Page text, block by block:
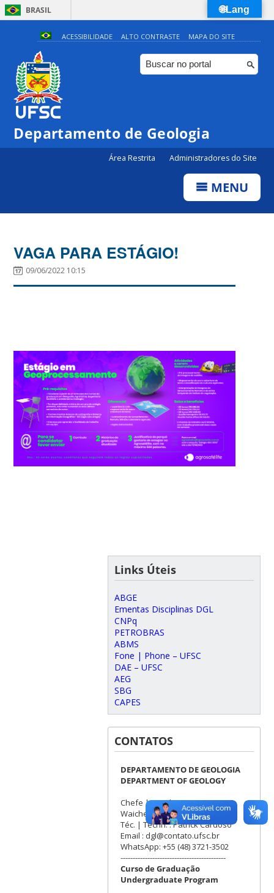
BRASIL
Simplifique!
Comunica BR
Participe
Canais
ACESSIBILIDADE ALTO CONTRASTE MAPA DO SITE
Departamento de Geologia
Área Restrita Administradores do Site
MENU
VAGA PARA ESTÁGIO!
09/06/2022 10:15
Links Úteis
ABGE
Ementas Disciplinas DGL
CNPq
PETROBRAS
ABMS
Fone | Phone – UFSC
DAE – UFSC
AEG
SBG
CAPES
CONTATOS
DEPARTAMENTO DE GEOLOGIA
DEPARTMENT OF GEOLOGY
Chefe | Head : Breno Leitão
Waichel
Téc. | Techn. : Patrick Cardoso
Email : dgl@contato.ufsc.br
WhatsApp: +55 (48) 3721-3502
-------------------------------------------
Curso de Graduação
Undergraduate Program
🌐Lang